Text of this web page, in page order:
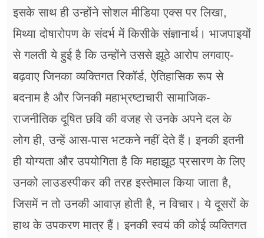
इसके साथ ही उन्होंने सोशल मीडिया एक्स पर लिखा,
मिथ्या दोषारोपण के संदर्भ में किसीके संज्ञानार्थ। भाजपाइयों
से गलती ये हुई है कि उन्होंने उससे झूठे आरोप लगवाए-
बढ़वाए जिनका व्यक्तिगत रिकॉर्ड, ऐतिहासिक रूप से
बदनाम है और जिनकी महाभ्रष्टाचारी सामाजिक-
राजनीतिक दूषित छवि की वजह से उनके अपने दल के
लोग ही, उन्हें आस-पास भटकने नहीं देते हैं। इनकी इतनी
ही योग्यता और उपयोगिता है कि महाझूठ प्रसारण के लिए
उनको लाउडस्पीकर की तरह इस्तेमाल किया जाता है,
जिसमें न तो उनकी आवाज़ होती है, न विचार। ये दूसरों के
हाथ के उपकरण मात्र हैं। इनकी स्वयं की कोई व्यक्तिगत